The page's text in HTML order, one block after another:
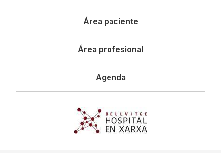
principal
Área paciente
Área profesional
Agenda